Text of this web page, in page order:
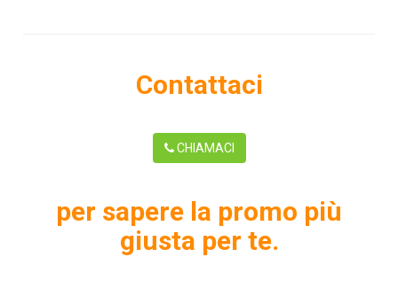
Contattaci
CHIAMACI
per sapere la promo più
giusta per te.